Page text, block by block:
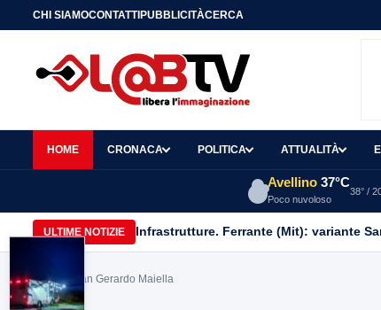
CHI SIAMOCONTATTIPUBBLICITÀCERCA
HOME CRONACA POLITICA ATTUALITÀ
Avellino 37°C
Poco nuvoloso
38° /
ULTIME NOTIZIE Infrastrutture. Ferrante (Mit): variante
Home> San Gerardo Maiella